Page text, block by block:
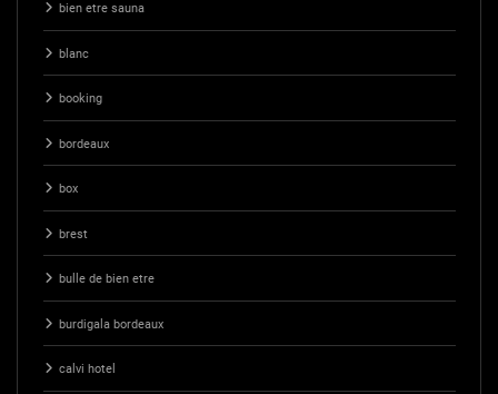
bien etre sauna
blanc
booking
bordeaux
box
brest
bulle de bien etre
burdigala bordeaux
calvi hotel